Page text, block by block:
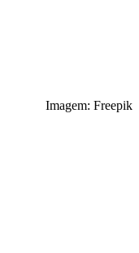
Imagem: Freepik